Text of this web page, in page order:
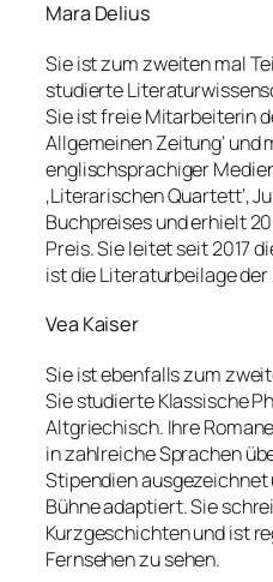
Mara Delius
Sie ist zum zweiten mal
studierte
Sie ist freie Mitarbeiterin
Allgemeinen Zeitung‘ und
englischsprachiger
‚Literarischen Quartett‘,
Buchpreises und erhielt
Preis. Sie leitet seit 2017
ist die Literaturbeilage der
Vea Kaiser
Sie ist ebenfalls zum
Sie studierte Klassische
Altgriechisch. Ihre
in zahlreiche Sprachen
Stipendien ausgezeichnet
Bühne adaptiert. Sie
Kurzgeschichten und ist
Fernsehen zu sehen.